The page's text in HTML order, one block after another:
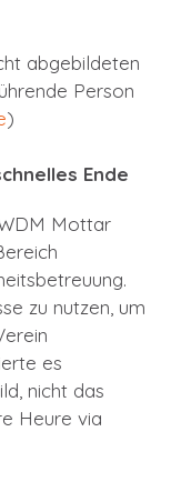
abgebildeten
Person
)
Ende
Mottar
zu nutzen, um
es
nicht das
Heure via